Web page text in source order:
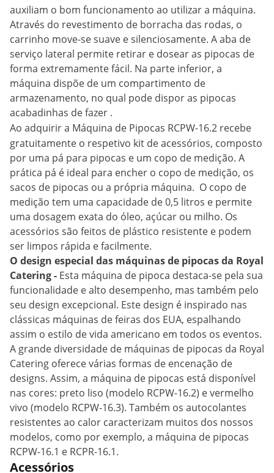
auxiliam o bom funcionamento ao utilizar a máquina.
Através do revestimento de borracha das rodas, o
carrinho move-se suave e silenciosamente. A aba de
serviço lateral permite retirar e dosear as pipocas de
forma extremamente fácil. Na parte inferior, a
máquina dispõe de um compartimento de
armazenamento, no qual pode dispor as pipocas
acabadinhas de fazer .
Ao adquirir a Máquina de Pipocas RCPW-16.2 recebe
gratuitamente o respetivo kit de acessórios, composto
por uma pá para pipocas e um copo de medição. A
prática pá é ideal para encher o copo de medição, os
sacos de pipocas ou a própria máquina. O copo de
medição tem uma capacidade de 0,5 litros e permite
uma dosagem exata do óleo, açúcar ou milho. Os
acessórios são feitos de plástico resistente e podem
ser limpos rápida e facilmente.
O design especial das máquinas de pipocas da Royal
Catering - Esta máquina de pipoca destaca-se pela sua
funcionalidade e alto desempenho, mas também pelo
seu design excepcional. Este design é inspirado nas
clássicas máquinas de feiras dos EUA, espalhando
assim o estilo de vida americano em todos os eventos.
A grande diversidade de máquinas de pipocas da Royal
Catering oferece várias formas de encenação de
designs. Assim, a máquina de pipocas está disponível
nas cores: preto liso (modelo RCPW-16.2) e vermelho
vivo (modelo RCPW-16.3). Também os autocolantes
resistentes ao calor caracterizam muitos dos nossos
modelos, como por exemplo, a máquina de pipocas
RCPW-16.1 e RCPR-16.1.
Acessórios